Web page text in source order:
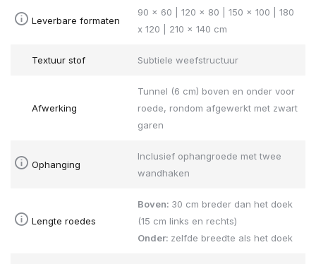
Leverbare formaten
90 x 60 | 120 x 80 | 150 x 100 | 180
x 120 | 210 x 140 cm
Textuur stof Subtiele weefstructuur
Afwerking
Tunnel (6 cm) boven en onder voor
roede, rondom afgewerkt met zwart
garen
Ophanging
Inclusief ophangroede met twee
wandhaken
Lengte roedes
Boven: 30 cm breder dan het doek
(15 cm links en rechts)
Onder: zelfde breedte als het doek